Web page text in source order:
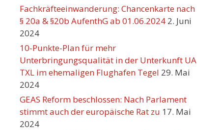
Fachkräfteeinwanderung: Chancenkarte nach
§ 20a & §20b AufenthG ab 01.06.2024 2. Juni
2024
10-Punkte-Plan für mehr
Unterbringungsqualität in der Unterkunft UA
TXL im ehemaligen Flughafen Tegel 29. Mai
2024
GEAS Reform beschlossen: Nach Parlament
stimmt auch der europäische Rat zu 17. Mai
2024